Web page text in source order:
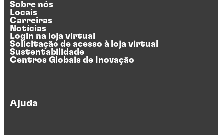
Sobre nós
Locais
Carreiras
Notícias
Login na loja virtual
Solicitação de acesso à loja virtual
Sustentabilidade
Centros Globais de Inovação
Ajuda